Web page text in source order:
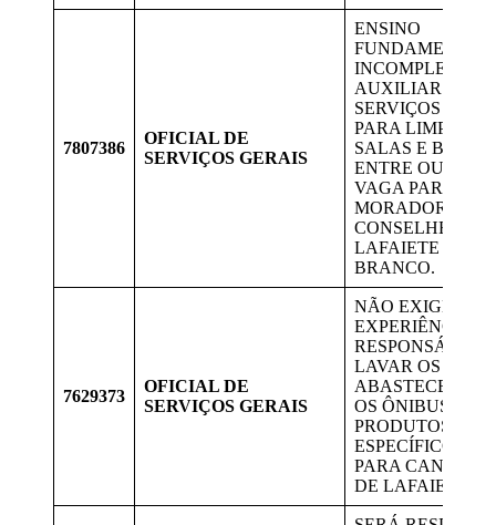
7807386
OFICIAL DE
SERVIÇOS GERAIS
ENSINO
FUNDAMENTAL
INCOMPLETO.
AUXILIAR DE
SERVIÇOS
PARA LIMPEZA
SALAS E
ENTRE OUTROS.
VAGA PARA
MORADORES DE
CONSELHEIRO
LAFAIETE E
BRANCO.
7629373
OFICIAL DE
SERVIÇOS GERAIS
NÃO EXIGE
EXPERIÊNCIA.
RESPONSÁVEL
LAVAR OS
ABASTECER E
OS ÔNIBUS COM
PRODUTOS
ESPECÍFICOS.
PARA
DE LAFAIETE.